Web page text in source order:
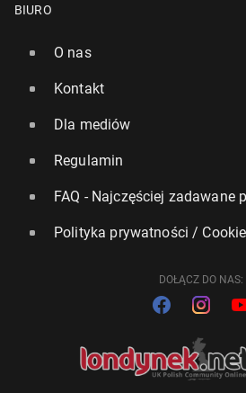
BIURO
O nas
Kontakt
Dla mediów
Regulamin
FAQ - Najczęściej zadawane
Polityka prywatności /
DOŁĄCZ DO NAS: